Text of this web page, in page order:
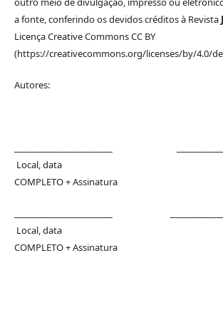
a fonte, conferindo os devidos créditos à Revista
Licença Creative Commons CC BY
(https://creativecommons.org/licenses/by/4.0/
Autores:
Local, data
COMPLETO + Assinatura
Local, data
COMPLETO + Assinatura